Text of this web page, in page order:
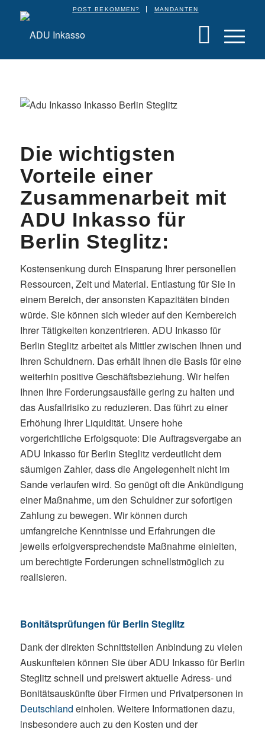
POST BEKOMMEN? MANDANTEN
Die wichtigsten
Vorteile einer
Zusammenarbeit mit
ADU Inkasso für
Berlin Steglitz:
Kostensenkung durch Einsparung Ihrer personellen
Ressourcen, Zeit und Material. Entlastung für Sie in
einem Bereich, der ansonsten Kapazitäten binden
würde. Sie können sich wieder auf den Kernbereich
Ihrer Tätigkeiten konzentrieren. ADU Inkasso für
Berlin Steglitz arbeitet als Mittler zwischen Ihnen und
Ihren Schuldnern. Das erhält Ihnen die Basis für eine
weiterhin positive Geschäftsbeziehung. Wir helfen
Ihnen Ihre Forderungsausfälle gering zu halten und
das Ausfallrisiko zu reduzieren. Das führt zu einer
Erhöhung Ihrer Liquidität. Unsere hohe
vorgerichtliche Erfolgsquote: Die Auftragsvergabe an
ADU Inkasso für Berlin Steglitz verdeutlicht dem
säumigen Zahler, dass die Angelegenheit nicht im
Sande verlaufen wird. So genügt oft die Ankündigung
einer Maßnahme, um den Schuldner zur sofortigen
Zahlung zu bewegen. Wir können durch
umfangreiche Kenntnisse und Erfahrungen die
jeweils erfolgversprechendste Maßnahme einleiten,
um berechtigte Forderungen schnellstmöglich zu
realisieren.
Bonitätsprüfungen für Berlin Steglitz
Dank der direkten Schnittstellen Anbindung zu vielen
Auskunfteien können Sie über ADU Inkasso für Berlin
Steglitz schnell und preiswert aktuelle Adress- und
Bonitätsauskünfte über Firmen und Privatpersonen in
Deutschland einholen. Weitere Informationen dazu,
insbesondere auch zu den Kosten und der